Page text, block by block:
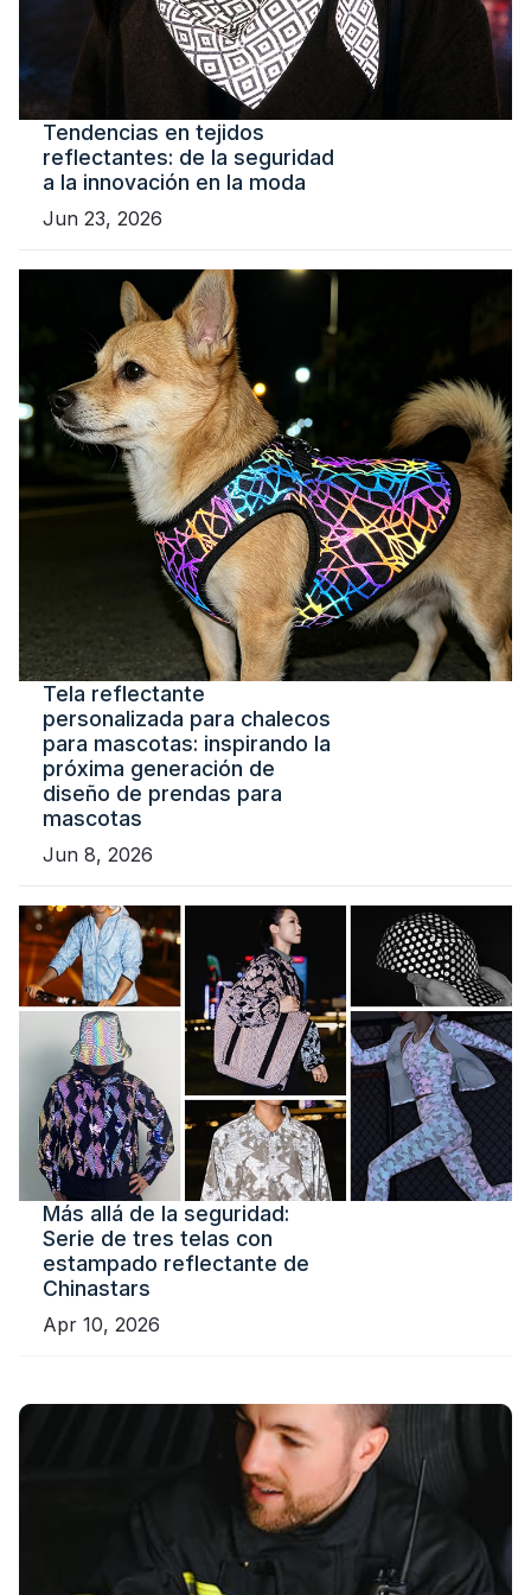
Tendencias en tejidos
reflectantes: de la seguridad
a la innovación en la moda
Jun 23, 2026
Tela reflectante
personalizada para chalecos
para mascotas: inspirando la
próxima generación de
diseño de prendas para
mascotas
Jun 8, 2026
Más allá de la seguridad:
Serie de tres telas con
estampado reflectante de
Chinastars
Apr 10, 2026